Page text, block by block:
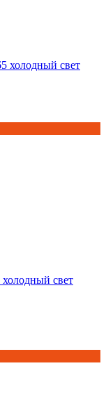
холодный свет
свет